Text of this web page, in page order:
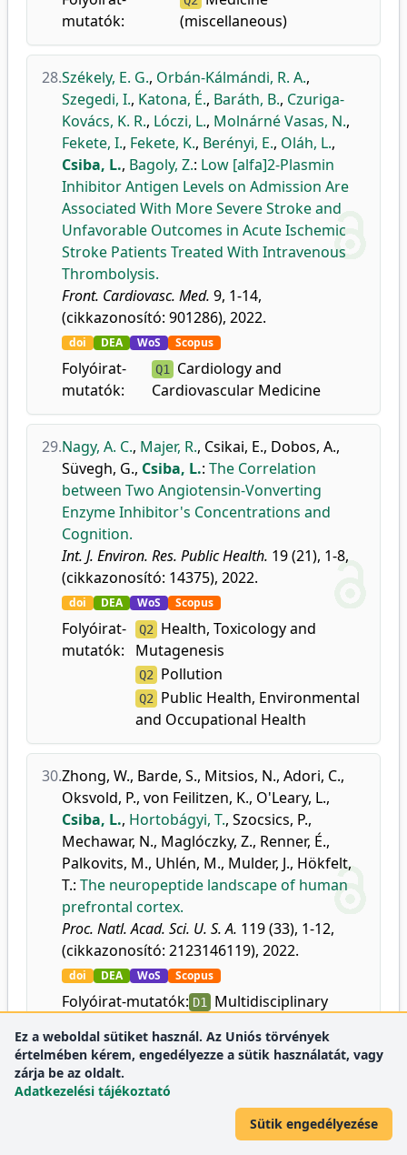
mutatók:
(miscellaneous)
28.Székely, E. G., Orbán-Kálmándi, R. A.,
Szegedi, I., Katona, É., Baráth, B., Czuriga-
Kovács, K. R., Lóczi, L., Molnárné Vasas, N.,
Fekete, I., Fekete, K., Berényi, E., Oláh, L.,
Csiba, L., Bagoly, Z.: Low [alfa]2-Plasmin
Inhibitor Antigen Levels on Admission Are
Associated With More Severe Stroke and
Unfavorable Outcomes in Acute Ischemic
Stroke Patients Treated With Intravenous
Thrombolysis.
Front. Cardiovasc. Med. 9, 1-14,
(cikkazonosító: 901286), 2022.
doi DEA WoS Scopus
Folyóirat-
mutatók:
Q1 Cardiology and
Cardiovascular Medicine
29.Nagy, A. C., Majer, R., Csikai, E., Dobos, A.,
Süvegh, G., Csiba, L.: The Correlation
between Two Angiotensin-Vonverting
Enzyme Inhibitor's Concentrations and
Cognition.
Int. J. Environ. Res. Public Health. 19 (21), 1-8,
(cikkazonosító: 14375), 2022.
doi DEA WoS Scopus
Folyóirat-
mutatók:
Q2 Health, Toxicology and
Mutagenesis
Q2 Pollution
Q2 Public Health, Environmental
and Occupational Health
30.Zhong, W., Barde, S., Mitsios, N., Adori, C.,
Oksvold, P., von Feilitzen, K., O'Leary, L.,
Csiba, L., Hortobágyi, T., Szocsics, P.,
Mechawar, N., Maglóczky, Z., Renner, É.,
Palkovits, M., Uhlén, M., Mulder, J., Hökfelt,
T.: The neuropeptide landscape of human
prefrontal cortex.
Proc. Natl. Acad. Sci. U. S. A. 119 (33), 1-12,
(cikkazonosító: 2123146119), 2022.
doi DEA WoS Scopus
Folyóirat-mutatók: D1 Multidisciplinary
31.Lóczi, L.,Orbán-Kálmándi, R. A. ,Árokszállási,
T.,Fekete, I.
Csiba, L.,Bagoly, Z.
as a predictor of outcomes in patients with
non-traumatic intracerebral hemorrhage.
Ez a weboldal sütiket használ. Az Uniós törvények
értelmében kérem, engedélyezze a sütik használatát, vagy
zárja be az oldalt.
Adatkezelési tájékoztató
Sütik engedélyezése